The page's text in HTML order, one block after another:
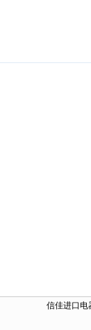
信佳进口电